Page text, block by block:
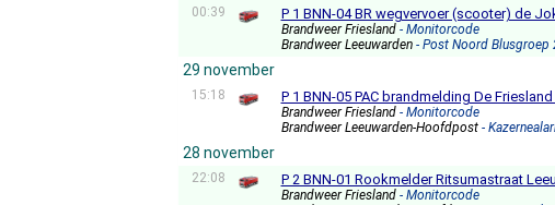
00:39
P 1 BNN-04 BR wegvervoer (scooter) de
Brandweer Friesland - Monitorcode
Brandweer Leeuwarden - Post Noord Blusgroep
29 november
15:18 P 1 BNN-05 PAC brandmelding De
Brandweer Friesland - Monitorcode
Brandweer Leeuwarden-Hoofdpost -
28 november
22:08 P 2 BNN-01 Rookmelder Ritsumastraat
Brandweer Friesland - Monitorcode